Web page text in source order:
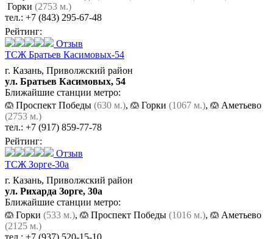
Горки (2753 м.)
тел.: +7 (843) 295-67-48
Рейтинг:
Отзыв
ТСЖ Братьев Касимовых-54
г. Казань, Приволжский район
ул. Братьев Касимовых, 54
Ближайшие станции метро:
Проспект Победы (630 м.), Горки (1067 м.),
Аметьево
(2753 м.)
тел.: +7 (917) 859-77-78
Рейтинг:
Отзыв
ТСЖ Зорге-30а
г. Казань, Приволжский район
ул. Рихарда Зорге, 30а
Ближайшие станции метро:
Горки (533 м.), Проспект Победы (1016 м.),
Аметьево
(2125 м.)
тел.: +7 (937) 520-15-10